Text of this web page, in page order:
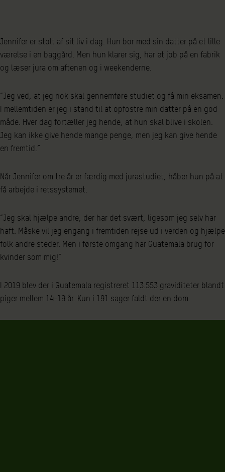
Jennifer er stolt af sit liv i dag. Hun bor med sin datter på et lille
værelse i en baggård. Men hun klarer sig, har et job på en fabrik
og læser jura om aftenen og i weekenderne.
”Jeg ved, at jeg nok skal gennemføre studiet og få min eksamen.
I mellemtiden er jeg i stand til at opfostre min datter på en god
måde. Hver dag fortæller jeg hende, at hun skal blive i skolen.
Jeg kan ikke give hende mange penge, men jeg kan give hende
en fremtid.”
Når Jennifer om tre år er færdig med jurastudiet, håber hun på at
få arbejde i retssystemet.
”Jeg skal hjælpe andre, der har det svært, ligesom jeg selv har
haft. Måske vil jeg engang i fremtiden rejse ud i verden og hjælpe
folk andre steder. Men i første omgang har Guatemala brug for
kvinder som mig!”
I 2019 blev der i Guatemala registreret 113.553 graviditeter blandt
piger mellem 14-19 år. Kun i 191 sager faldt der en dom.